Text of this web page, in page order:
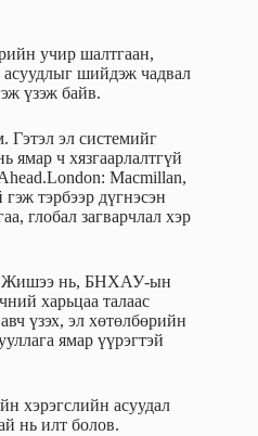
учир шалтгаан,
асуудлыг шийдэж чадвал
үзэж байв.
Гэтэл эл системийг
ямар ч хязгаарлалтгүй
Macmillan,
тэрбээр дүгнэсэн
глобал загварчлал хэр
Жишээ нь, БНХАУ-ын
харьцаа талаас
үзэх, эл хөтөлбөрийн
ямар үүрэгтэй
хэрэгслийн асуудал
нь илт болов.